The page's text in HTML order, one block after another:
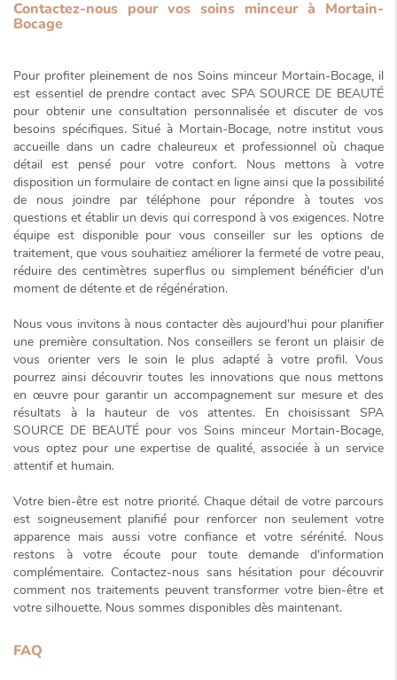
Contactez-nous pour vos soins minceur à Mortain-
Bocage
Pour profiter pleinement de nos Soins minceur Mortain-Bocage, il
est essentiel de prendre contact avec SPA SOURCE DE BEAUTÉ
pour obtenir une consultation personnalisée et discuter de vos
besoins spécifiques. Situé à Mortain-Bocage, notre institut vous
accueille dans un cadre chaleureux et professionneloù chaque
détail est pensé pour votre confort. Nous mettons à votre
disposition un formulaire de contact en ligne ainsi que la possibilité
de nous joindre par téléphone pour répondre à toutes vos
questions et établir un devis qui correspond à vos exigences. Notre
équipe est disponible pour vous conseiller sur les options de
traitement, que vous souhaitiez améliorer la fermeté de votre peau,
réduire des centimètres superflus ou simplement bénéficier d'un
moment de détente et de régénération.
Nous vous invitons à nous contacter dès aujourd'hui pour planifier
une première consultation. Nos conseillers se feront un plaisir de
vous orienter vers le soin le plus adapté à votre profil. Vous
pourrez ainsi découvrir toutes les innovations que nous mettons
en œuvre pour garantir un accompagnement sur mesure et des
résultats à la hauteur de vos attentes. En choisissant SPA
SOURCE DE BEAUTÉ pour vos Soins minceur Mortain-Bocage,
vous optez pour uneexpertise de qualité, associée à un service
attentif et humain.
Votre bien-être est notre priorité. Chaque détail de votre parcours
est soigneusement planifié pour renforcer non seulement votre
apparence mais aussi votre confiance et votre sérénité. Nous
restons à votre écoute pour toute demande d'information
complémentaire. Contactez-nous sans hésitation pour découvrir
comment nos traitements peuvent transformer votre bien-être et
votre silhouette. Nous sommes disponibles dès maintenant.
FAQ